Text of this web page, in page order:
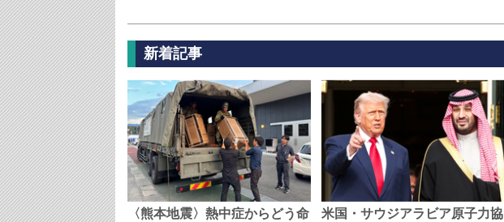
新着記事
〈熊本地震〉熱中症からどう命
米国・サウジアラビア原子力協